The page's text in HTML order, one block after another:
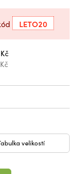
LETO20
velikostí